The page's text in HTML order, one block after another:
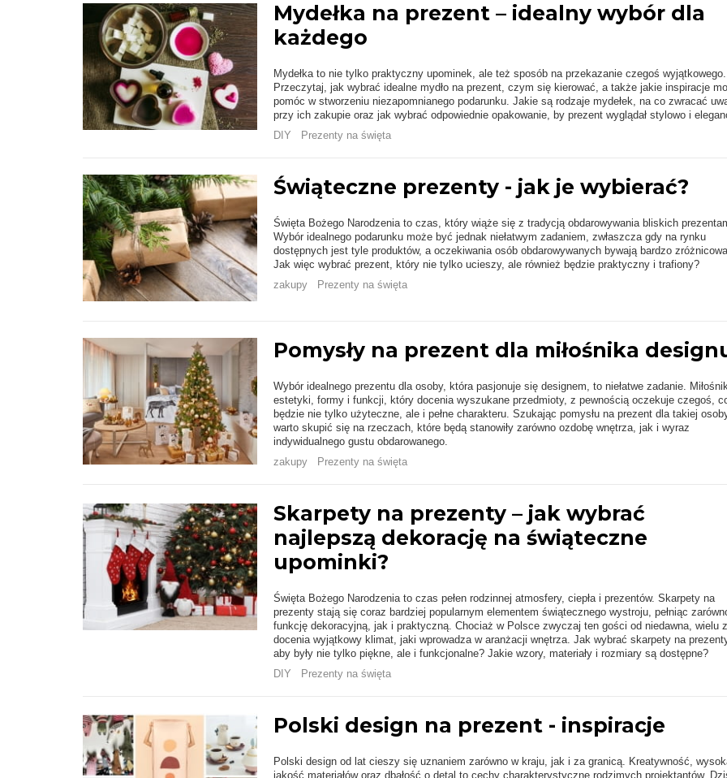
Mydełka na prezent – idealny wybór dla
każdego
Mydełka to nie tylko praktyczny upominek, ale też sposób na przekazanie czegoś wyjątkowego.
Przeczytaj, jak wybrać idealne mydło na prezent, czym się kierować, a także jakie inspiracje
pomóc w stworzeniu niezapomnianego podarunku. Jakie są rodzaje mydełek, na co zwracać
przy ich zakupie oraz jak wybrać odpowiednie opakowanie, by prezent wyglądał stylowo i
DIY
Prezenty na święta
Świąteczne prezenty - jak je wybierać?
Święta Bożego Narodzenia to czas, który wiąże się z tradycją obdarowywania bliskich
Wybór idealnego podarunku może być jednak niełatwym zadaniem, zwłaszcza gdy na rynku
dostępnych jest tyle produktów, a oczekiwania osób obdarowywanych bywają bardzo
Jak więc wybrać prezent, który nie tylko ucieszy, ale również będzie praktyczny i trafiony?
zakupy
Prezenty na święta
Pomysły na prezent dla miłośnika
Wybór idealnego prezentu dla osoby, która pasjonuje się designem, to niełatwe zadanie. Miłośnik
estetyki, formy i funkcji, który docenia wyszukane przedmioty, z pewnością oczekuje czegoś,
będzie nie tylko użyteczne, ale i pełne charakteru. Szukając pomysłu na prezent dla takiej
warto skupić się na rzeczach, które będą stanowiły zarówno ozdobę wnętrza, jak i wyraz
indywidualnego gustu obdarowanego.
zakupy
Prezenty na święta
Skarpety na prezenty – jak wybrać
najlepszą dekorację na świąteczne
upominki?
Święta Bożego Narodzenia to czas pełen rodzinnej atmosfery, ciepła i prezentów. Skarpety na
prezenty stają się coraz bardziej popularnym elementem świątecznego wystroju, pełniąc
funkcję dekoracyjną, jak i praktyczną. Chociaż w Polsce zwyczaj ten gości od niedawna, wielu
docenia wyjątkowy klimat, jaki wprowadza w aranżacji wnętrza. Jak wybrać skarpety na
aby były nie tylko piękne, ale i funkcjonalne? Jakie wzory, materiały i rozmiary są dostępne?
DIY
Prezenty na święta
Polski design na prezent - inspiracje
Polski design od lat cieszy się uznaniem zarówno w kraju, jak i za granicą. Kreatywność,
jakość materiałów oraz dbałość o detal to cechy charakterystyczne rodzimych projektantów.